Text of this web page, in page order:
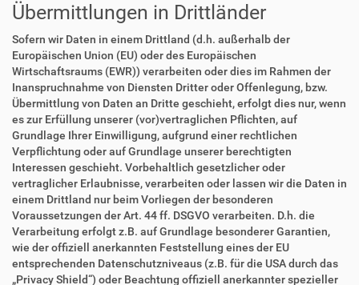
Übermittlungen in Drittländer
Sofern wir Daten in einem Drittland (d.h. außerhalb der
Europäischen Union (EU) oder des Europäischen
Wirtschaftsraums (EWR)) verarbeiten oder dies im Rahmen der
Inanspruchnahme von Diensten Dritter oder Offenlegung, bzw.
Übermittlung von Daten an Dritte geschieht, erfolgt dies nur, wenn
es zur Erfüllung unserer (vor)vertraglichen Pflichten, auf
Grundlage Ihrer Einwilligung, aufgrund einer rechtlichen
Verpflichtung oder auf Grundlage unserer berechtigten
Interessen geschieht. Vorbehaltlich gesetzlicher oder
vertraglicher Erlaubnisse, verarbeiten oder lassen wir die Daten in
einem Drittland nur beim Vorliegen der besonderen
Voraussetzungen der Art. 44 ff. DSGVO verarbeiten. D.h. die
Verarbeitung erfolgt z.B. auf Grundlage besonderer Garantien,
wie der offiziell anerkannten Feststellung eines der EU
entsprechenden Datenschutzniveaus (z.B. für die USA durch das
„Privacy Shield“) oder Beachtung offiziell anerkannter spezieller